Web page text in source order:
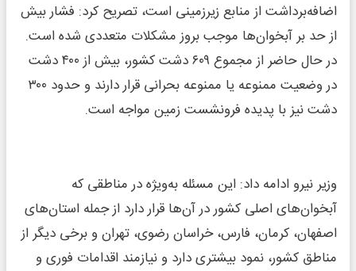
اضافه‌برداشت از منابع زیرزمینی است، تصریح کرد: فشار بیش
از حد بر آبخوان‌ها موجب بروز مشکلات متعددی شده است.
در حال حاضر از مجموع ۶۰۹ دشت کشور، بیش از ۴۰۰ دشت
در وضعیت ممنوعه یا ممنوعه بحرانی قرار دارند و حدود ۳۰۰
دشت نیز با پدیده فرونشست زمین مواجه است.
وزیر نیرو ادامه داد: این مسئله به‌ویژه در مناطقی که
آبخوان‌های اصلی کشور در آن‌ها قرار دارد از جمله استان‌های
اصفهان، کرمان، فارس، خراسان رضوی، تهران و برخی دیگر از
مناطق کشور، نمود بیشتری دارد و نیازمند اقدامات فوری و